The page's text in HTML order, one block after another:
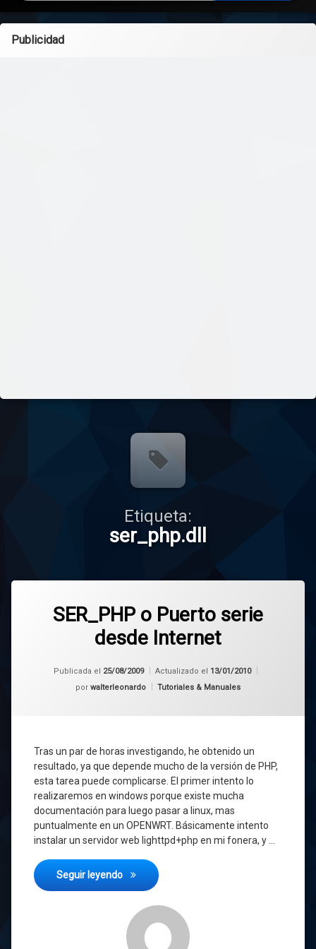
Publicidad
Etiqueta:
ser_php.dll
SER_PHP o Puerto serie
desde Internet
Publicada el 25/08/2009 Actualizado el 13/01/2010
por walterleonardo Categorías:
Tutoriales & Manuales
Tras un par de horas investigando, he obtenido un
resultado, ya que depende mucho de la versión de PHP,
esta tarea puede complicarse. El primer intento lo
realizaremos en windows porque existe mucha
documentación para luego pasar a linux, mas
puntualmente en un OPENWRT. Básicamente intento
instalar un servidor web lighttpd+php en mi fonera, y …
Seguir leyendo SER_PHP o Puerto serie desde Internet